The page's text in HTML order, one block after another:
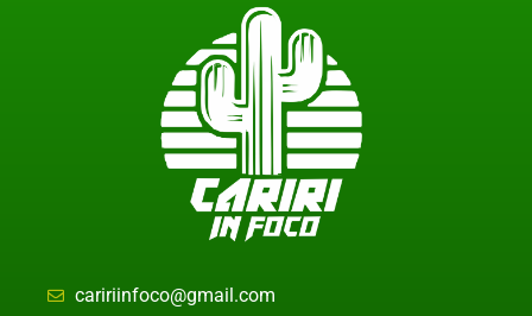
caririinfoco@gmail.com